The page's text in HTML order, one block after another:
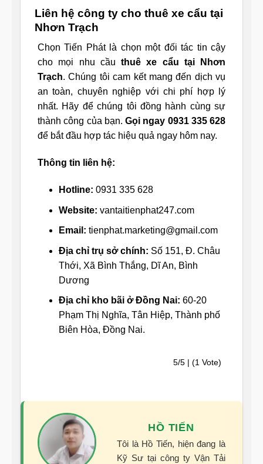
Liên hệ công ty cho thuê xe cẩu tại
Nhơn Trạch
Chọn Tiến Phát là chọn một đối tác tin cậy
cho mọi nhu cầu thuê xe cẩu tại Nhơn
Trạch. Chúng tôi cam kết mang đến dịch vụ
an toàn, chuyên nghiệp với chi phí hợp lý
nhất. Hãy để chúng tôi đồng hành cùng sự
thành công của bạn. Gọi ngay 0931 335 628
để bắt đầu hợp tác hiệu quả ngay hôm nay.
Thông tin liên hệ:
Hotline: 0931 335 628
Website: vantaitienphat247.com
Email: tienphat.marketing@gmail.com
Địa chỉ trụ sở chính: Số 151, Đ. Châu
Thới, Xã Bình Thắng, Dĩ An, Bình
Dương
Địa chỉ kho bãi ở Đồng Nai: 60-20
Phạm Thị Nghĩa, Tân Hiệp, Thành phố
Biên Hòa, Đồng Nai.
5/5 | (1 Vote)
HỒ TIẾN
Tôi là Hồ Tiến, hiện đang là
Kỹ Sư tại công ty Vận Tải